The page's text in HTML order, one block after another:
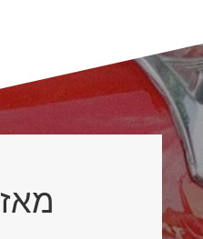
מאז 2010